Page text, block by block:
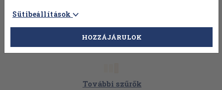
További szűrők
Sütibeállítások
HOZZÁJÁRULOK